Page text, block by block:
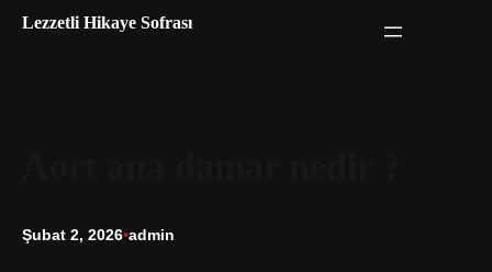
Lezzetli Hikaye Sofrası
Şubat 2, 2026•admin